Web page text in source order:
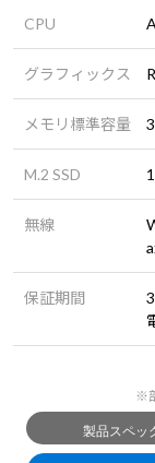
CPU
グラフィックス
メモリ標準容量
M.2 SSD
無線
保証期間
※